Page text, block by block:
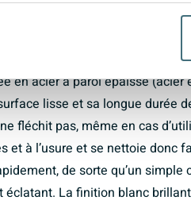
correspond entièrement au
hygiénique et durable
en acier à paroi épaisse
lisse et sa longue durée
fléchit pas, même en cas
et à l’usure et se nettoie donc
de sorte qu’un
La finition blanc